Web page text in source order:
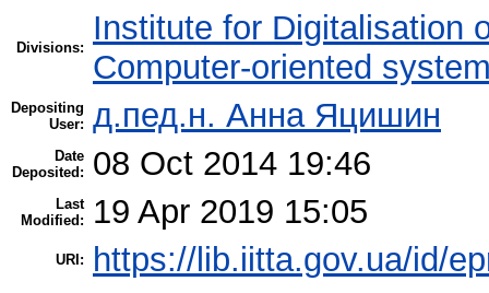
Divisions:
Institute for Digitalisation
Computer-oriented
Depositing
User: д.пед.н. Анна Яцишин
Date
Deposited:
08 Oct 2014 19:46
Last
Modified:
19 Apr 2019 15:05
URI: https://lib.iitta.gov.ua/id/